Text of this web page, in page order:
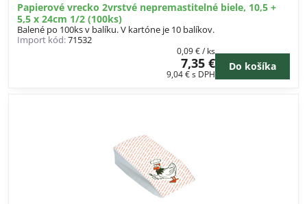
Papierové vrecko 2vrstvé nepremastitelné biele, 10,5 +
5,5 x 24cm 1/2 (100ks)
Balené po 100ks v balíku. V kartóne je 10 balíkov.
Import kód:71532
7,35 €
9,04 €s DPH
0,09 €/ ks
Do košíka